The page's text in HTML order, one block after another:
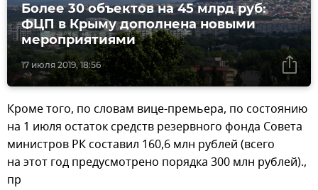
17 июля 2019, 18:56
Более 30 объектов на 45 млрд руб:
ФЦП в Крыму дополнена новыми
мероприятиями
Кроме того, по словам вице-премьера, по состоянию
на 1 июля остаток средств резервного фонда Совета
министров РК составил 160,6 млн рублей (всего
на этот год предусмотрено порядка 300 млн рублей).,
пр